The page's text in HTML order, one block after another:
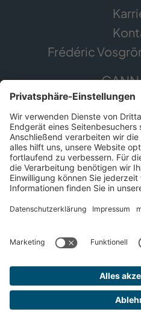
Frédéric
Die
Impressum